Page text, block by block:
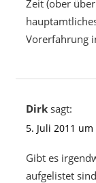
Zeit (ober
Vorerfahrung
Dirk sagt:
5. Juli 2011
Gibt es
aufgelistet